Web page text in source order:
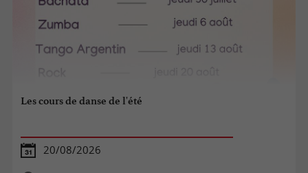
Les cours de danse de l'été
20/08/2026